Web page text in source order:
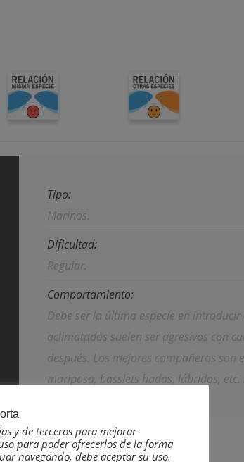
Tipo:
Marinos.
Dificultad:
Regular.
Comportamiento:
Debe ser la última especie en
aclimatados suelen ser agresivos con
después. Los mejores compañeros son
mariposa, basslets hadas, lábridos, etc. .
y de terceros para mejorar
para poder ofrecerlos de la forma
navegando, debe aceptar su uso.